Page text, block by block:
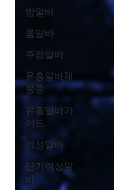
밤알바
룸알바
주점알바
유흥알바채
용중
유흥알바가
이드
여성알바
단기여성알
바